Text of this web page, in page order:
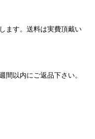
ます。送料は実費頂戴い
間以内にご返品下さい。